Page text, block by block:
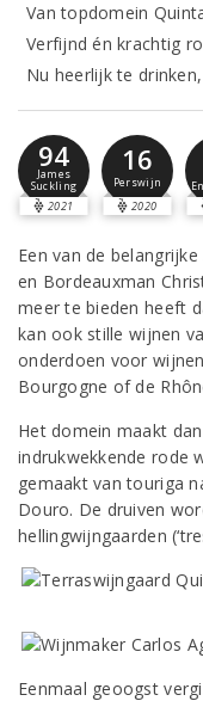
Van topdomein
Verfijnd én krachtig
Nu heerlijk te
94
James
Suckling
2021
16
Perswijn
2020
Een van de
en Bordeauxman
meer te bieden heeft
kan ook stille wijnen
onderdoen voor
Bourgogne of de
Het domein maakt
indrukwekkende rode
gemaakt van touriga
Douro. De druiven
hellingwijngaarden
Eenmaal geoogst